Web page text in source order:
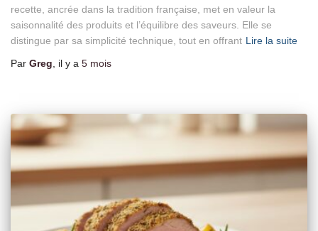
recette, ancrée dans la tradition française, met en valeur la
saisonnalité des produits et l’équilibre des saveurs. Elle se
distingue par sa simplicité technique, tout en offrant Lire la suite
Par Greg , il y a 5 mois